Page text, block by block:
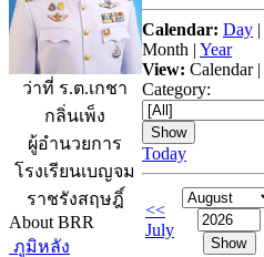
ว่าที่ ร.ต.เกชา
กลิ่นเพ็ง
ผู้อำนวยการ
โรงเรียนเบญจม
ราชรังสฤษฎิ์
About BRR
ภูมิหลัง
Calendar: Day |
Month | Year
View: Calendar|
Category:
Today
<<
July